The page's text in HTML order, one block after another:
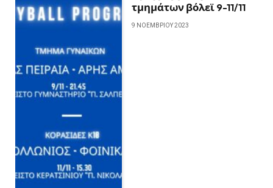
τμημάτων βόλεϊ 9-11/11
9 ΝΟΕΜΒΡΊΟΥ 2023